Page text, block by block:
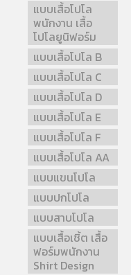
แบบเสื้อโปโล
พนักงาน เสื้อ
โปโลยูนิฟอร์ม
แบบเสื้อโปโล B
แบบเสื้อโปโล C
แบบเสื้อโปโล D
แบบเสื้อโปโล E
แบบเสื้อโปโล F
แบบเสื้อโปโล AA
แบบแขนโปโล
แบบปกโปโล
แบบสาบโปโล
แบบเสื้อเชิ้ต เสื้อ
ฟอร์มพนักงาน
Shirt Design